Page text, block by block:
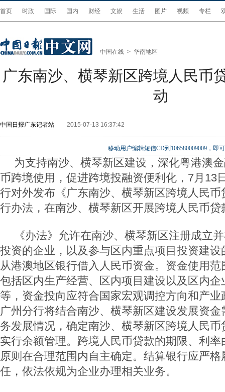
首页 时政 国际 国内 财经 文娱 生活 图片 视频 专栏
中国在线 > 华南地区
广东南沙、横琴新区跨境人民币
动
中国日报广东记者站 2015-07-13 16:37:42
移动用户编辑短信CD到106580009009，即
为支持南沙、横琴新区建设，深化粤港澳
币跨境使用，促进跨境投融资便利化， 7 月 13
行对外发布《广东南沙、横琴新区跨境人民
行办法，在南沙、横琴新区开展跨境人民币贷
《办法》允许在南沙、横琴新区注册成立
投资的企业，以及参与区内重点项目投资建
从港澳地区银行借入人民币资金。资金使用
包括区内生产经营、区内项目建设以及区内
等，资金投向应符合国家宏观调控方向和产
广州分行将结合南沙、横琴新区建设发展资
务发展情况，确定南沙、横琴新区跨境人民
实行余额管理。跨境人民币贷款的期限、利
原则在合理范围内自主确定。结算银行应严
任，依法依规为企业办理相关业务。